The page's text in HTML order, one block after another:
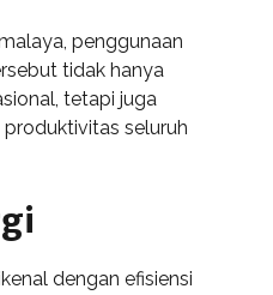
penggunaan
tidak hanya
tetapi juga
seluruh
dengan efisiensi